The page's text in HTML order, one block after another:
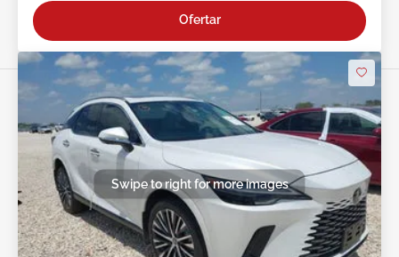
Ofertar
Swipe to right for more images